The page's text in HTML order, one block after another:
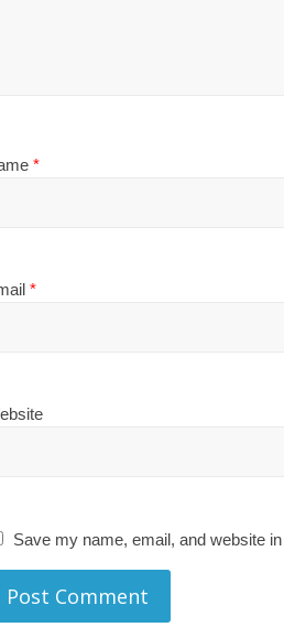
*
*
Save my name, email, and website